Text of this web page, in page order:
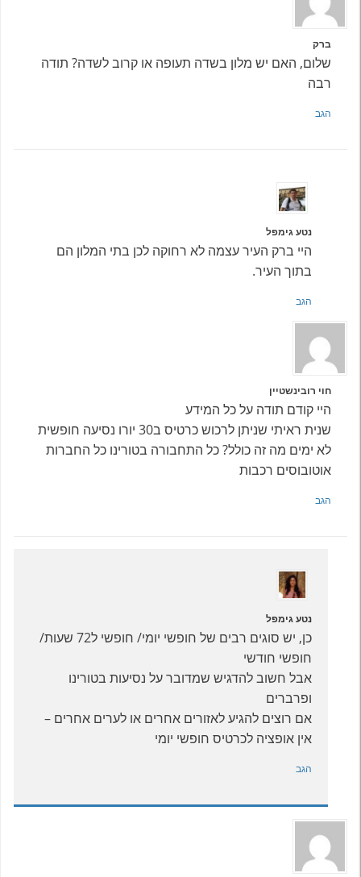
ברק
שלום, האם יש מלון בשדה תעופה או קרוב לשדה? תודה
רבה
הגב
נטע גימפל
היי ברק העיר עצמה לא רחוקה לכן בתי המלון הם
בתוך העיר.
הגב
חוי רובינשטיין
היי קודם תודה על כל המידע
שנית ראיתי שניתן לרכוש כרטיס ב30 יורו נסיעה חופשית
לא ימים מה זה כולל? כל התחבורה בטורינו כל החברות
אוטובוסים רכבות
הגב
נטע גימפל
כן, יש סוגים רבים של חופשי יומי/ חופשי ל72 שעות/
חופשי חודשי
אבל חשוב להדגיש שמדובר על נסיעות בטורינו
ופרברים
אם רוצים להגיע לאזורים אחרים או לערים אחרים –
אין אופציה לכרטיס חופשי יומי
הגב